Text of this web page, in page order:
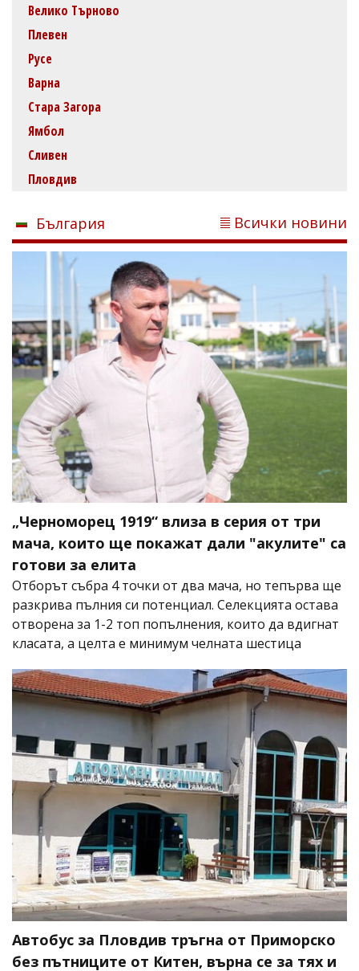
Велико Търново
Плевен
Русе
Варна
Стара Загора
Ямбол
Сливен
Пловдив
България Всички новини
„Черноморец 1919“ влиза в серия от три
мача, които ще покажат дали "акулите" са
готови за елита
Отборът събра 4 точки от два мача, но тепърва ще
разкрива пълния си потенциал. Селекцията остава
отворена за 1-2 топ попълнения, които да вдигнат
класата, а целта е минимум челната шестица
Автобус за Пловдив тръгна от Приморско
без пътниците от Китен, върна се за тях и